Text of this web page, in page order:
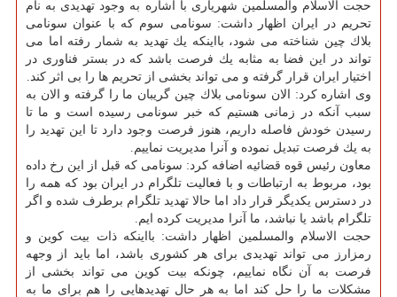
حجت الاسلام والمسلمین شهریاری با اشاره به وجود تهدیدی به نام
تحریم در ایران اظهار داشت: سونامی سوم كه با عنوان سونامی
بلاك چین شناخته می شود، بااینكه یك تهدید به شمار رفته اما می
تواند در این فضا به مثابه یك فرصت باشد كه در بستر فناوری در
اختیار ایران قرار گرفته و می تواند بخشی از تحریم ها را بی اثر كند.
وی اشاره كرد: الان سونامی بلاك چین گریبان ما را گرفته و الان به
سبب آنكه در زمانی هستیم كه خبر سونامی رسیده است و ما تا
رسیدن خودش فاصله داریم، هنوز فرصت وجود دارد تا این تهدید را
به یك فرصت تبدیل نموده و آنرا مدیریت نماییم.
معاون رئیس قوه قضائیه اضافه كرد: سونامی كه قبل از این رخ داده
بود، مربوط به ارتباطات و با فعالیت تلگرام در ایران بود كه همه را
در دسترس یكدیگر قرار داد اما حالا تهدید تلگرام برطرف شده و اگر
تلگرام باشد یا نباشد، ما آنرا مدیریت كرده ایم.
حجت الاسلام والمسلمین اظهار داشت: بااینكه ذات بیت كوین و
رمزارز می تواند تهدیدی برای هر كشوری باشد، اما باید از وجهه
فرصت به آن نگاه نماییم، چونكه بیت كوین می تواند بخشی از
مشكلات ما را حل كند اما به هر حال تهدیدهایی را هم برای ما به